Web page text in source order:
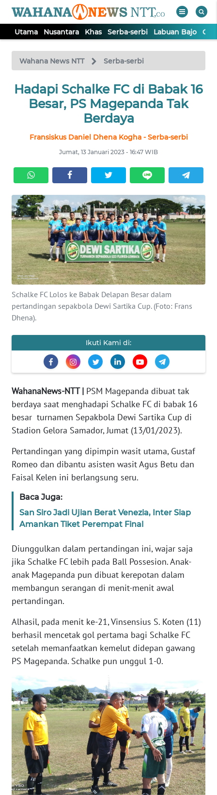
Utama Nusantara Khas Serba-serbi Labuan Bajo
Wahana News NTT Serba-serbi
Hadapi Schalke FC di Babak 16
Besar, PS Magepanda Tak
Berdaya
Fransiskus Daniel Dhena Kogha - Serba-serbi
Jumat, 13 Januari 2023 - 16:47 WIB
Schalke FC Lolos ke Babak Delapan Besar dalam
pertandingan sepakbola Dewi Sartika Cup. (Foto: Frans
Dhena).
Ikuti Kami di:
WahanaNews-NTT | PSM Magepanda dibuat tak
berdaya saat menghadapi Schalke FC di babak 16
besar turnamen Sepakbola Dewi Sartika Cup di
Stadion Gelora Samador, Jumat (13/01/2023).
Pertandingan yang dipimpin wasit utama, Gustaf
Romeo dan dibantu asisten wasit Agus Betu dan
Faisal Kelen ini berlangsung seru.
Baca Juga:
San Siro Jadi Ujian Berat Venezia, Inter Siap
Amankan Tiket Perempat Final
Diunggulkan dalam pertandingan ini, wajar saja
jika Schalke FC lebih pada Ball Possesion. Anak-
anak Magepanda pun dibuat kerepotan dalam
membangun serangan di menit-menit awal
pertandingan.
Alhasil, pada menit ke-21, Vinsensius S. Koten (11)
berhasil mencetak gol pertama bagi Schalke FC
setelah memanfaatkan kemelut didepan gawang
PS Magepanda. Schalke pun unggul 1-0.
TV
Tutup
UTAMA
KHAS
SERBA-
SERBI
LABUAN
BAJO
OPINI
Informasi
INDEKS
BERITA
IKLAN
TENTANG
PEDOMAN
MEDIA
SIBER
REDAKSI
KARIR
Wahana
News
Regional
WN
WN
JAKARTA
JABAR
WN
BANTEN
WN
NTT
WN
KEPRI